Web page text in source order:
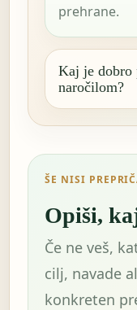
prehrane.
Kaj je dobro
naročilom?
ŠE NISI
Opiši,
Če ne veš,
cilj, navade
konkreten